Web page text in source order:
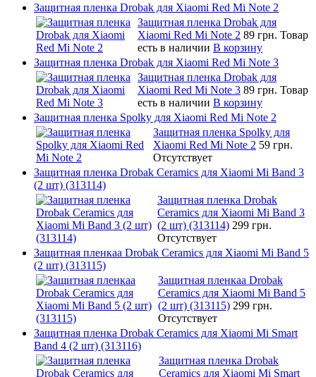
Защитная пленка Drobak для Xiaomi Red Mi Note 2
Защитная пленка Drobak для
Xiaomi Red Mi Note 2 89 грн. Товар
есть в наличии В корзину
Защитная пленка Drobak для Xiaomi Red Mi Note 3
Защитная пленка Drobak для
Xiaomi Red Mi Note 3 89 грн. Товар
есть в наличии В корзину
Защитная пленка Spolky для Xiaomi Red Mi Note 2
Защитная пленка Spolky для
Xiaomi Red Mi Note 2 59 грн.
Отсутствует
Защитная пленка Drobak Ceramics для Xiaomi Mi Band 3
(2 шт) (313114)
Защитная пленка Drobak
Ceramics для Xiaomi Mi Band 3
(2 шт) (313114) 299 грн.
Отсутствует
Защитная пленкаа Drobak Ceramics для Xiaomi Mi Band 5
(2 шт) (313115)
Защитная пленкаа Drobak
Ceramics для Xiaomi Mi Band 5
(2 шт) (313115) 299 грн.
Отсутствует
Защитная пленка Drobak Ceramics для Xiaomi Mi Smart
Band 4 (2 шт) (313116)
Защитная пленка Drobak
Ceramics для Xiaomi Mi Smart